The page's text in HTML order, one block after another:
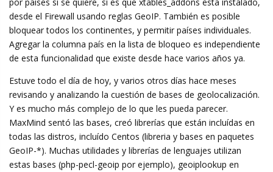
por paises si se quiere, si es que xtables_addons esta instalado,
desde el Firewall usando reglas GeoIP. También es posible
bloquear todos los continentes, y permitir países individuales.
Agregar la columna país en la lista de bloqueo es independiente
de esta funcionalidad que existe desde hace varios años ya.
Estuve todo el día de hoy, y varios otros días hace meses
revisando y analizando la cuestión de bases de geolocalización.
Y es mucho más complejo de lo que les pueda parecer.
MaxMind sentó las bases, creó librerías que están incluídas en
todas las distros, incluído Centos (libreria y bases en paquetes
GeoIP-*). Muchas utilidades y librerías de lenguajes utilizan
estas bases (php-pecl-geoip por ejemplo), geoiplookup en